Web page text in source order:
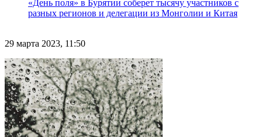
«День поля» в Бурятии соберет тысячу участников с
разных регионов и делегации из Монголии и Китая
29 марта 2023, 11:50